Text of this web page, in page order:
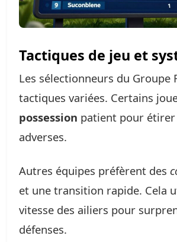
Tactiques de jeu et
Les sélectionneurs du Groupe
tactiques variées. Certains
possession patient pour étirer
adverses.
Autres équipes préfèrent des
et une transition rapide. Cela
vitesse des ailiers pour
défenses.